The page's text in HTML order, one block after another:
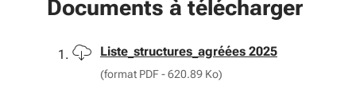
Documents à télécharger
Télécharger
Liste_structures_agréées 2025
(format PDF - 620.89 Ko)